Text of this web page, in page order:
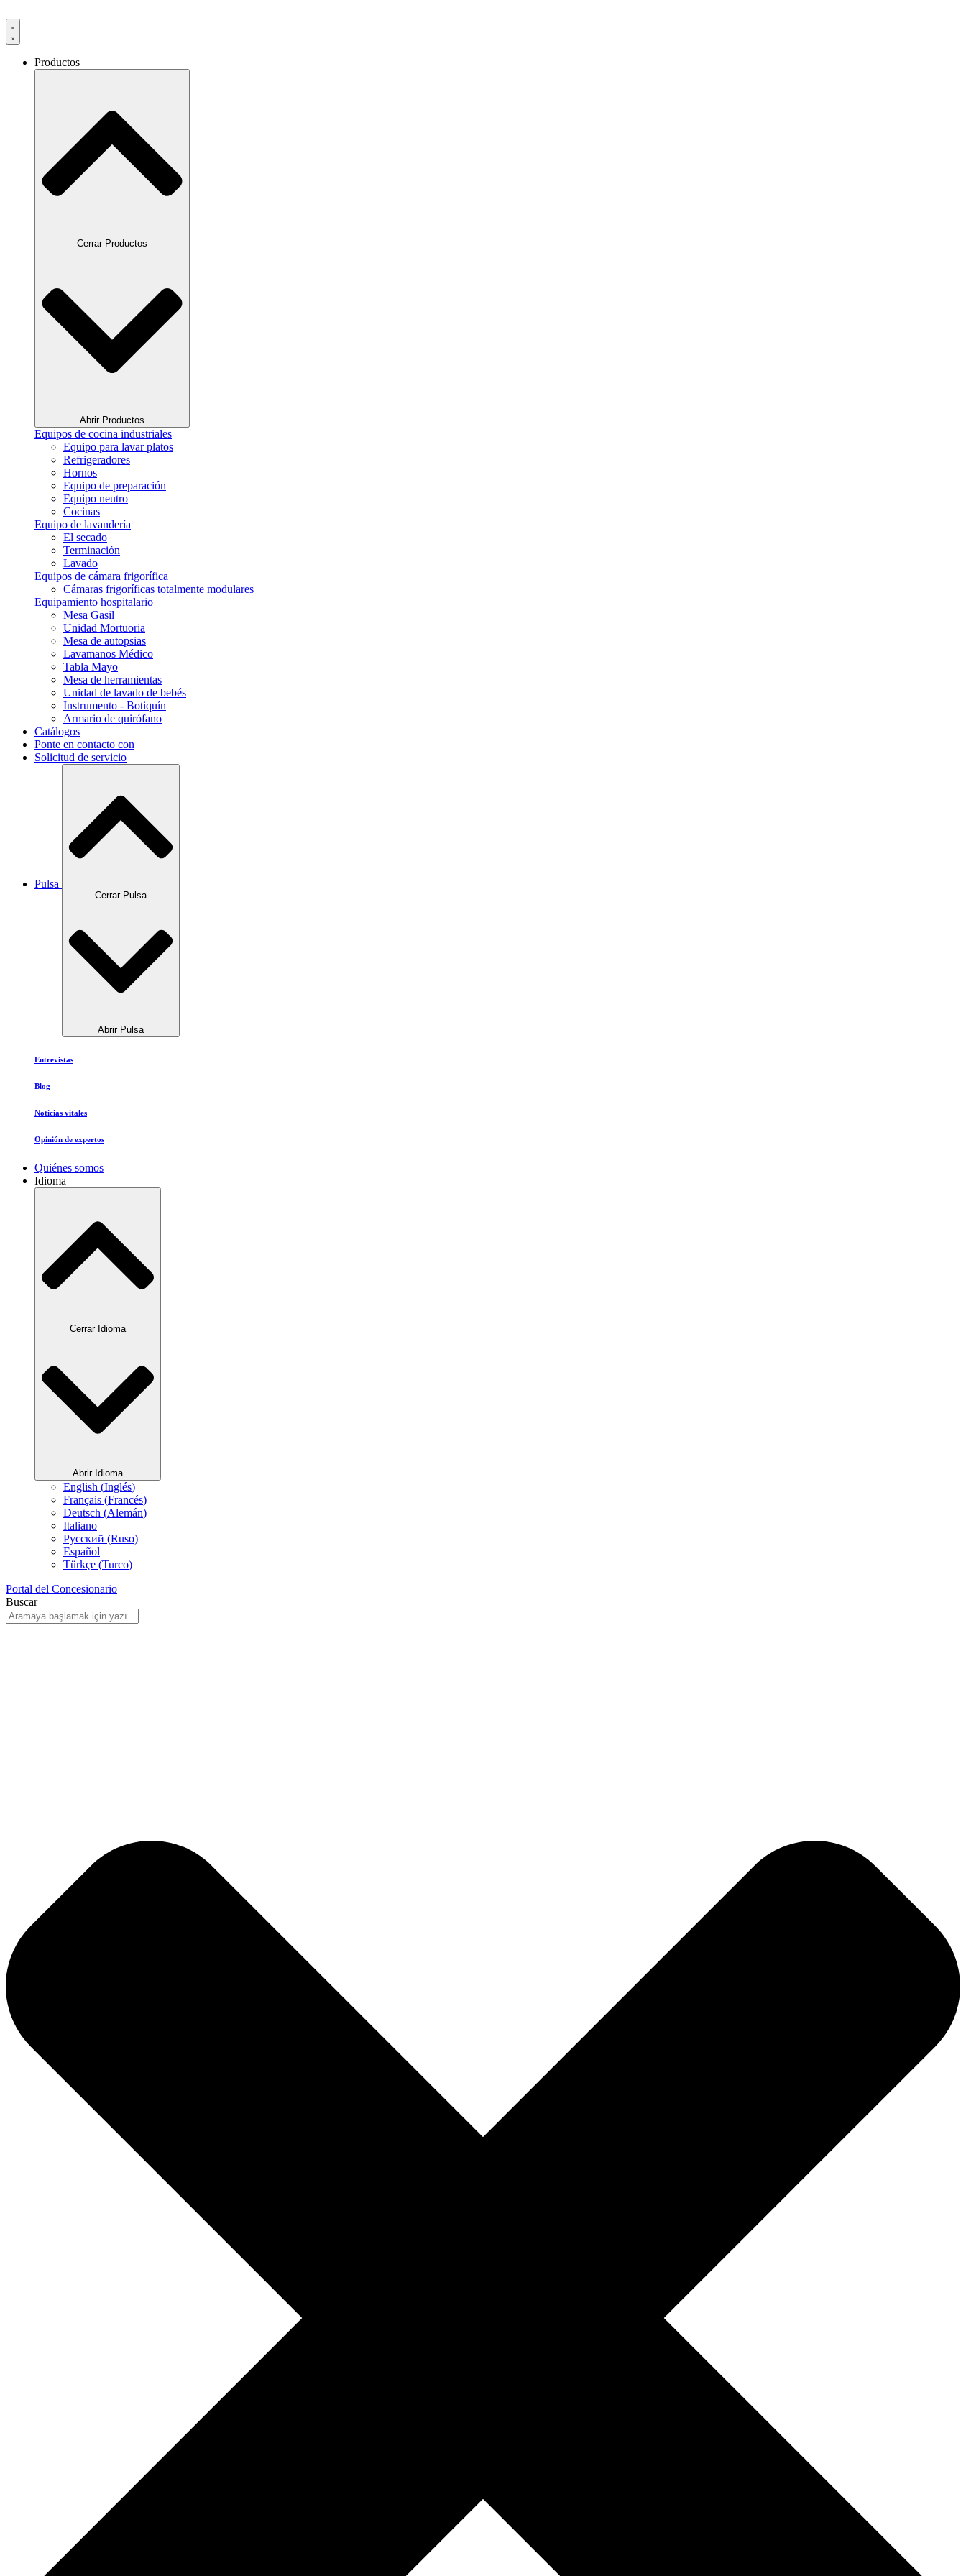
Productos
Cerrar Productos
Abrir Productos
Equipos de cocina industriales
Equipo para lavar platos
Refrigeradores
Hornos
Equipo de preparación
Equipo neutro
Cocinas
Equipo de lavandería
El secado
Terminación
Lavado
Equipos de cámara frigorífica
Cámaras frigoríficas totalmente modulares
Equipamiento hospitalario
Mesa Gasil
Unidad Mortuoria
Mesa de autopsias
Lavamanos Médico
Tabla Mayo
Mesa de herramientas
Unidad de lavado de bebés
Instrumento - Botiquín
Armario de quirófano
Catálogos
Ponte en contacto con
Solicitud de servicio
Pulsa
Cerrar Pulsa
Abrir Pulsa
Entrevistas
Blog
Noticias vitales
Opinión de expertos
Quiénes somos
Idioma
Cerrar Idioma
Abrir Idioma
English (Inglés)
Français (Francés)
Deutsch (Alemán)
Italiano
Русский (Ruso)
Español
Türkçe (Turco)
Portal del Concesionario
Buscar